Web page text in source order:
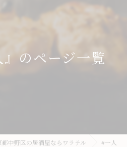
のページ一覧
都中野区の居酒屋ならワラテル #一人